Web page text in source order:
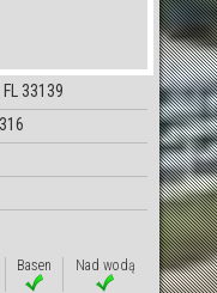
33139
Basen Nad wodą